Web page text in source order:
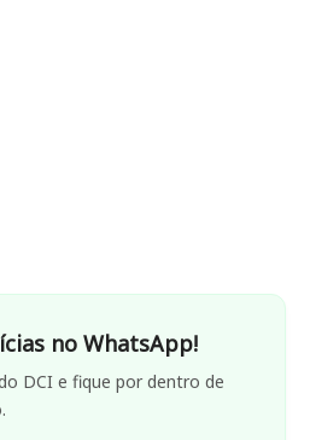
no WhatsApp!
DCI e fique por dentro de